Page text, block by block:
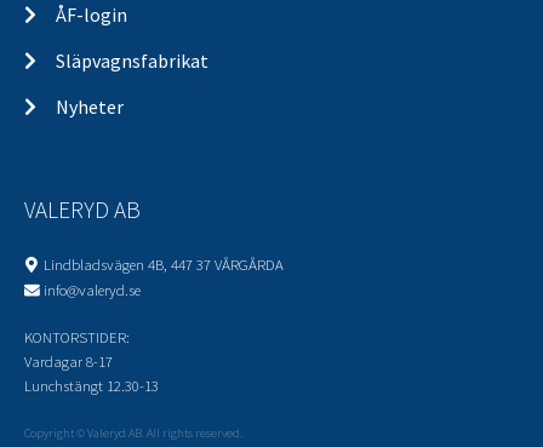
ÅF-login
Släpvagnsfabrikat
Nyheter
VALERYD AB
Lindbladsvägen 4B, 447 37 VÅRGÅRDA
info@valeryd.se
KONTORSTIDER:
Vardagar 8-17
Lunchstängt 12.30-13
Copyright © Valeryd AB. All rights reserved.